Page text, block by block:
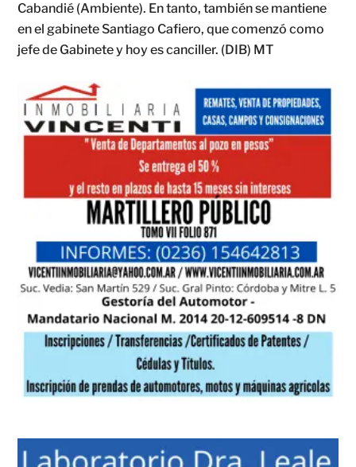
Cabandié (Ambiente). En tanto, también se mantiene
en el gabinete Santiago Cafiero, que comenzó como
jefe de Gabinete y hoy es canciller. (DIB) MT